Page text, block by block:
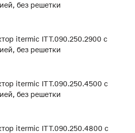
без решетки
itermic ITT.090.250.2900 с
без решетки
itermic ITT.090.250.4500 с
без решетки
itermic ITT.090.250.4800 с